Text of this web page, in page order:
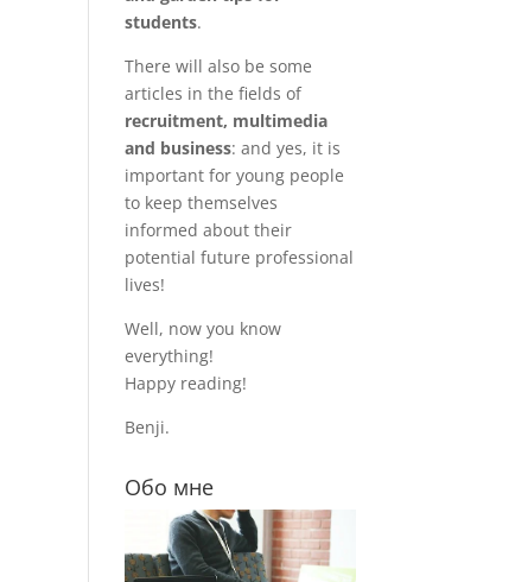
students.
There will also be some
articles in the fields of
recruitment, multimedia
and business: and yes, it is
important for young people
to keep themselves
informed about their
potential future professional
lives!
Well, now you know
everything!
Happy reading!
Benji.
Обо мне